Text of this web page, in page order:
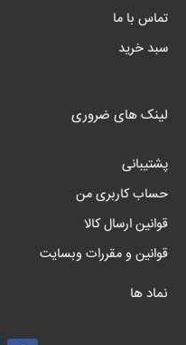
تماس با ما
سبد خرید
لینک های ضروری
پشتیبانی
حساب کاربری من
قوانین ارسال کالا
قوانین و مقررات وبسایت
نماد ها